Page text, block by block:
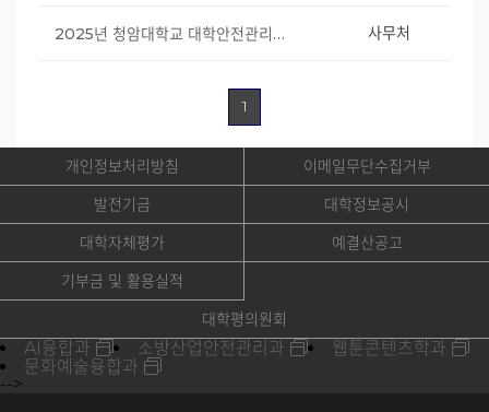
2025년 청암대학교 대학안전관리계획 안내 사무처
1
개인정보처리방침
이메일무단수집거부
발전기금
대학정보공시
대학자체평가
예결산공고
기부금 및 활용실적
대학평의원회
AI융합과 소방산업안전관리과
웹툰콘텐츠학과
문화예술융합과
-->